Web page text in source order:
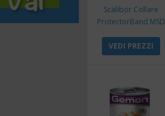
Scalibor Collare
ProtectorBand MSD
VEDI PREZZI